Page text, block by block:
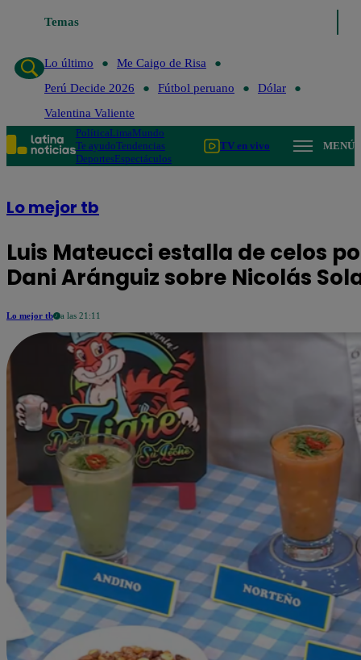
Temas
Perú Decide 2026
Lo último
Me Caigo de Risa
Perú Decide 2026
Fútbol peruano
Dólar
Valentina Valiente
PolíticaLimaMundo
Te ayudoTendencias
DeportesEspectáculos
TV en vivo MENÚ
Lo mejor tb
Luis Mateucci estalla de celos
Dani Aránguiz sobre Nicolás
Lo mejor tb a las 21:11